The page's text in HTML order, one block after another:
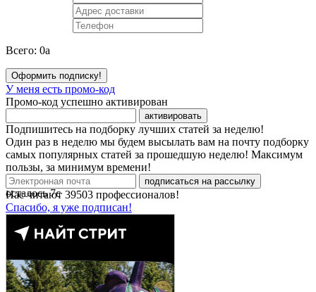
Всего: 0a
Оформить подписку!
У меня есть промо-код
Промо-код успешно активирован
активировать
Подпишитесь на подборку лучших статей за неделю!
Один раз в неделю мы будем высылать вам на почту подборку
самых популярных статей за прошедшую неделю! Максимум
пользы, за минимум времени!
подписаться на рассылку
Нас читают 39503 профессионалов!
Спасибо, я уже подписан!
осталось7с